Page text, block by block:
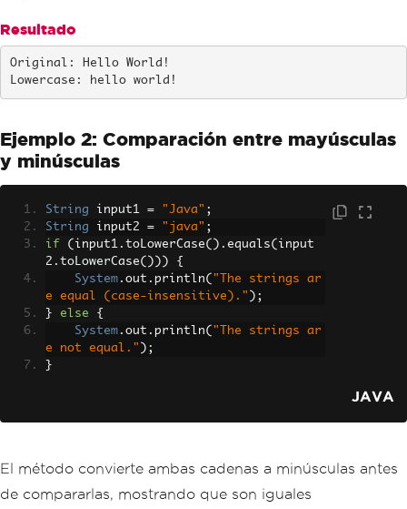
Resultado
Original: Hello World!
Lowercase: hello world!
Ejemplo 2: Comparación entre mayúsculas
y minúsculas
String input1 = "Java" ;
String input2 = "java" ;
if
( input1 . toLowerCase(). equals( input
2 . toLowerCase()))
{
System . out . println( "The strings ar
e equal (case-insensitive)." );
}
else
{
System . out . println( "The strings ar
e not equal." );
}
JAVA
El método convierte ambas cadenas a minúsculas antes
de compararlas, mostrando que son iguales